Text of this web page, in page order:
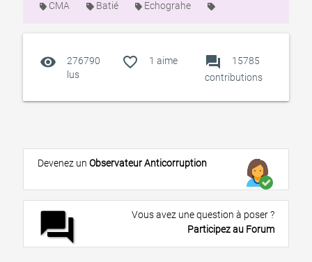
CMA Batié Echograhe
visibility
276790
lus
favorite_outline 1 aime forum
15785
contributions
Devenez un Observateur Anticorruption
forum
Vous avez une question à poser ?
Participez au Forum